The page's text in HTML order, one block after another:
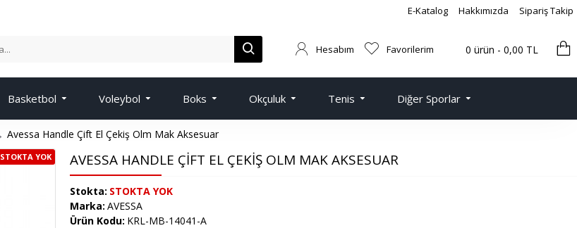
E-Katalog Hakkımızda Sipariş Takip
Hesabım Favorilerim 0 ürün - 0,00 TL
Basketbol Voleybol Boks Okçuluk Tenis Diğer Sporlar
Avessa Handle Çift El Çekiş Olm Mak Aksesuar
STOKTA YOK AVESSA HANDLE ÇIFT EL ÇEKIŞ OLM MAK AKSESUAR
Stokta: STOKTA YOK
Marka: AVESSA
Ürün Kodu: KRL-MB-14041-A